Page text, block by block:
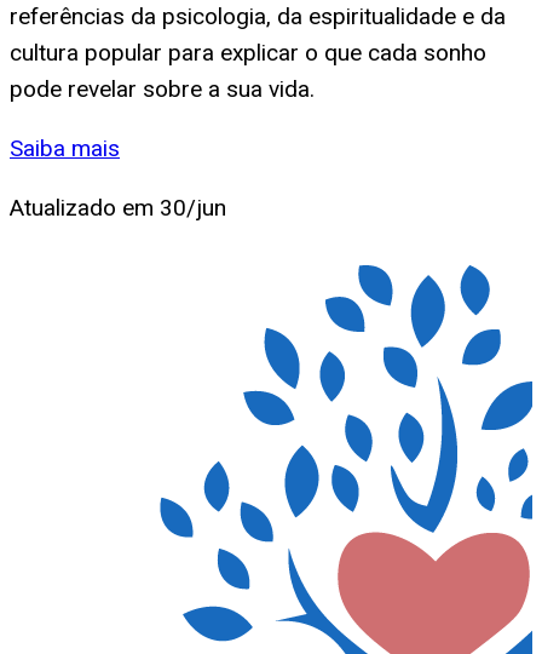
referências da psicologia, da espiritualidade e da
cultura popular para explicar o que cada sonho
pode revelar sobre a sua vida.
Saiba mais
Atualizado em 30/jun